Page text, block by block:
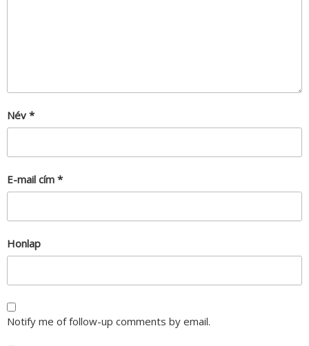
Név *
E-mail cím *
Honlap
Notify me of follow-up comments by email.